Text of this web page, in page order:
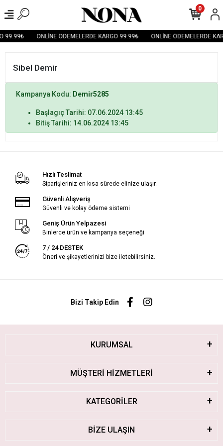
99.99₺ ONLİNE ÖDEMELERDE KARGO 99.99₺ ONLİNE ÖDEMELERDE
0
Sibel Demir
Kampanya Kodu: Demir5285
Başlagıç Tarihi: 07.06.2024 13:45
Bitiş Tarihi: 14.06.2024 13:45
Hızlı Teslimat
Siparişleriniz en kısa sürede elinize ulaşır.
Güvenli Alışveriş
Güvenli ve kolay ödeme sistemi
Geniş Ürün Yelpazesi
Binlerce ürün ve kampanya seçeneği
7 / 24 DESTEK
Öneri ve şikayetlerinizi bize iletebilirsiniz.
Bizi Takip Edin
KURUMSAL
MÜŞTERİ HİZMETLERİ
KATEGORİLER
BİZE ULAŞIN